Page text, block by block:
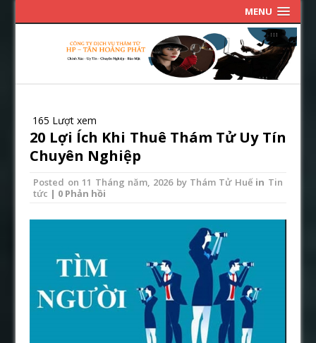
MENU
165 Lượt xem
20 Lợi Ích Khi Thuê Thám Tử Uy Tín
Chuyên Nghiệp
Posted on 11 Tháng năm, 2026by Thám Tử Huếin Tin
tức | 0 Phản hồi